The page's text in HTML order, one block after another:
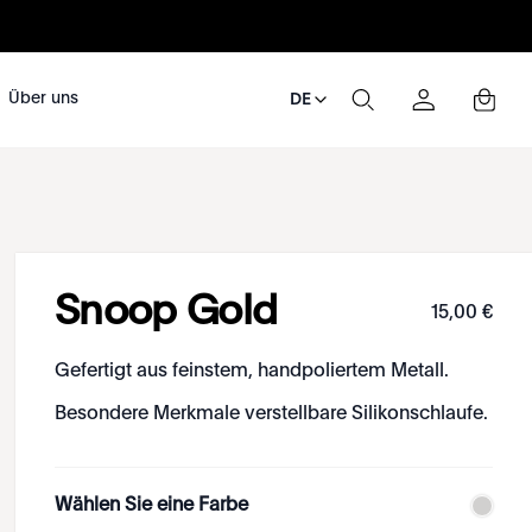
Über uns DE
Snoop Gold 15,00 €
Gefertigt aus feinstem, handpoliertem Metall.
Besondere Merkmale verstellbare Silikonschlaufe.
Wählen Sie eine Farbe